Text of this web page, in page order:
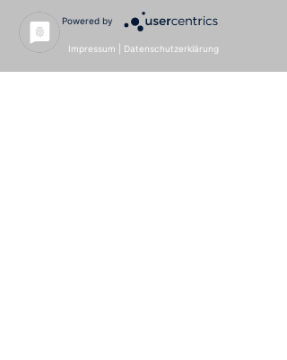
Powered by
Impressum Datenschutzerklärung